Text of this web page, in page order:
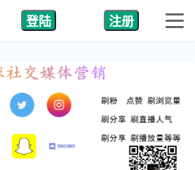
登陆 注册